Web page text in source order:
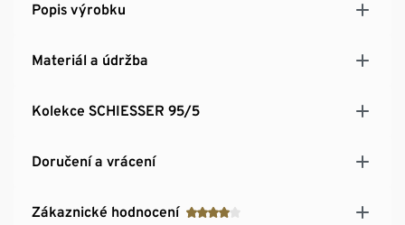
Popis výrobku
Materiál a údržba
Kolekce SCHIESSER 95/5
Doručení a vrácení
Zákaznické hodnocení